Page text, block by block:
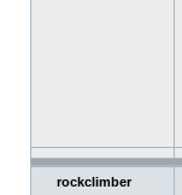
rockclimber